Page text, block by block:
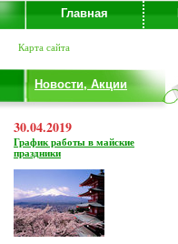
Главная
Карта сайта
Новости, Акции
30.04.2019
График работы в майские
праздники